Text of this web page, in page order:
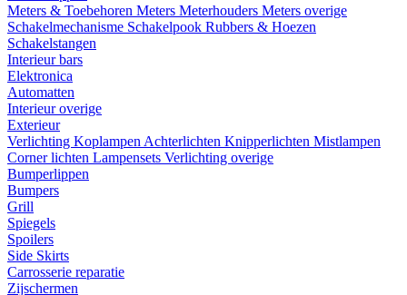
Meters & Toebehoren Meters Meterhouders Meters overige
Schakelmechanisme Schakelpook Rubbers & Hoezen
Schakelstangen
Interieur bars
Elektronica
Automatten
Interieur overige
Exterieur
Verlichting Koplampen Achterlichten Knipperlichten Mistlampen
Corner lichten Lampensets Verlichting overige
Bumperlippen
Bumpers
Grill
Spiegels
Spoilers
Side Skirts
Carrosserie reparatie
Zijschermen